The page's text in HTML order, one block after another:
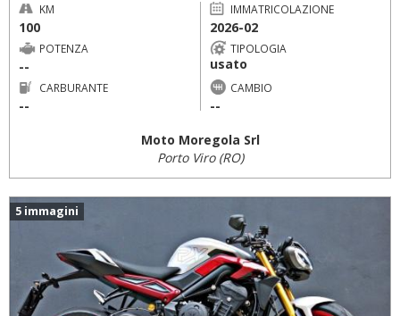
KM
100
IMMATRICOLAZIONE
2026-02
POTENZA
--
TIPOLOGIA
usato
CARBURANTE
--
CAMBIO
--
Moto Moregola Srl
Porto Viro (RO)
5 immagini